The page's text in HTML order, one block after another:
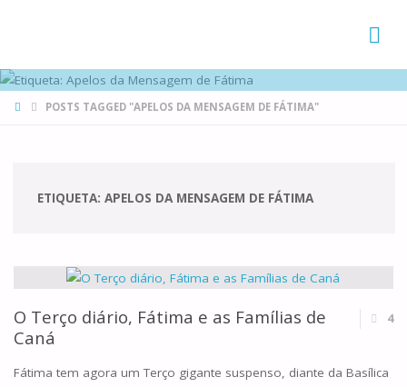
HOMEPOSTS TAGGED "APELOS DA MENSAGEM DE FÁTIMA"
ETIQUETA: APELOS DA MENSAGEM DE FÁTIMA
O Terço diário, Fátima e as Famílias de
Caná
4
Fátima tem agora um Terço gigante suspenso, diante da Basílica